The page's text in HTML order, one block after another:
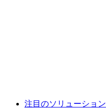
注目のソリューション